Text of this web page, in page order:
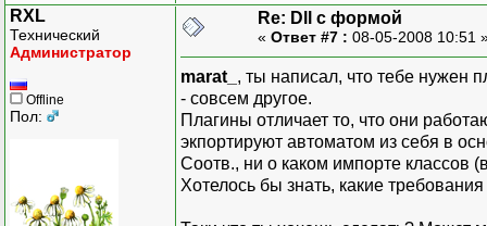
RXL
Технический
Администратор
Offline
Пол:
Re: Dll с формой
« Ответ #7 : 08-05-2008 10:51
marat_ , ты написал, что тебе нужен
- совсем другое.
Плагины отличает то, что они
экпортируют автоматом из себя в
Соотв., ни о каком импорте классов
Хотелось бы знать, какие